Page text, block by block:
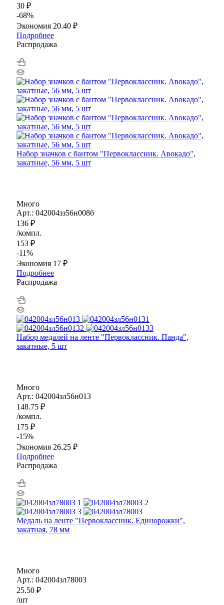
30 ₽
-68%
Экономия 20.40 ₽
Подробнее
Распродажа
Набор значков с бантом "Первоклассник. Авокадо",
закатные, 56 мм, 5 шт
Много
Арт.: 042004зз56н008б
136 ₽
/компл.
153 ₽
-11%
Экономия 17 ₽
Подробнее
Распродажа
Набор медалей на ленте "Первоклассник. Панда",
закатные, 5 шт
Много
Арт.: 042004зл56н013
148.75 ₽
/компл.
175 ₽
-15%
Экономия 26.25 ₽
Подробнее
Распродажа
Медаль на ленте "Первоклассник. Единорожки",
закатная, 78 мм
Много
Арт.: 042004зл78003
25.50 ₽
/шт